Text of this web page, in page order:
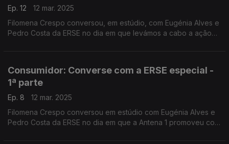
Ep. 12
12 mar. 2025
Filomena Crespo conversou, em estúdio, com Eugénia Alves e
Pedro Costa da ERSE no dia em que levámos a cabo a ação
Consumidor: Converse com a ERSE especial -
1ª parte
Ep. 8
12 mar. 2025
Filomena Crespo conversou em estúdio com Eugénia Alves e
Pedro Costa da ERSE no dia em que a Antena 1 promoveu com